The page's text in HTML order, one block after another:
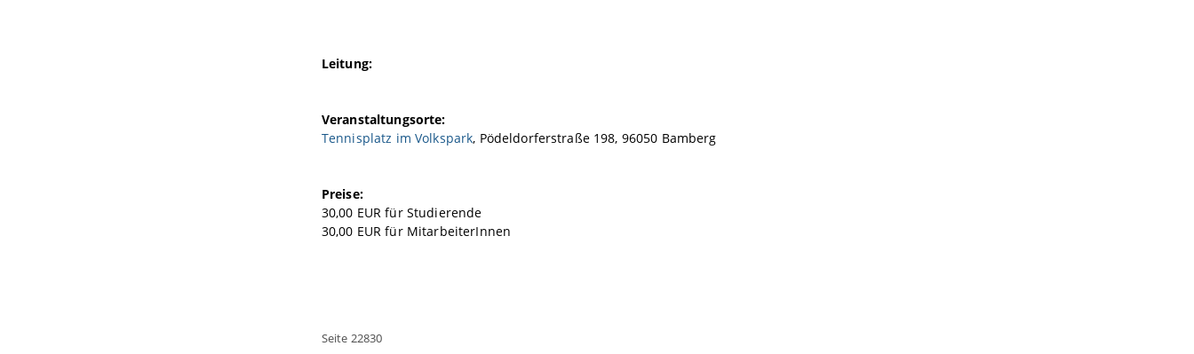
Leitung:
Veranstaltungsorte:
Tennisplatz im Volkspark, Pödeldorferstraße 198, 96050 Bamberg
Preise:
30,00 EUR für Studierende
30,00 EUR für MitarbeiterInnen
Seite 22830